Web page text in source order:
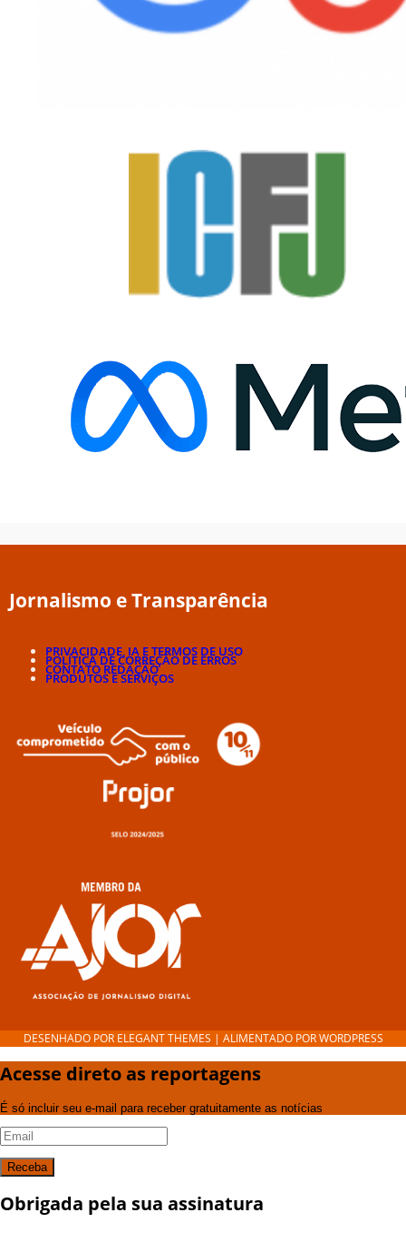
Jornalismo e Transparência
PRIVACIDADE, IA E TERMOS DE USO
POLÍTICA DE CORREÇÃO DE ERROS
CONTATO REDAÇÃO
PRODUTOS E SERVIÇOS
DESENHADO POR ELEGANT THEMES | ALIMENTADO PORWORDPRESS
Acesse direto as reportagens
É só incluir seu e-mail para receber gratuitamente as notícias
Receba
Obrigada pela sua assinatura